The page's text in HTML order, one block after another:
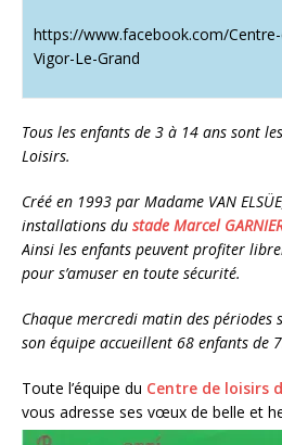
https://www.facebook.com/
Vigor-Le-Grand
Tous les enfants de 3 à 14 ans sont
Loisirs.
Créé en 1993 par Madame VAN
installations du stade Marcel
Ainsi les enfants peuvent profiter
pour s’amuser en toute sécurité.
Chaque mercredi matin des périodes
son équipe accueillent 68 enfants de
Toute l’équipe du Centre de loisirs
vous adresse ses vœux de belle et